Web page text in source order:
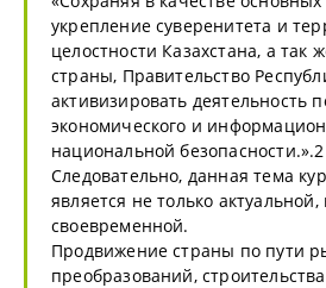
укрепление суверенитета и
целостности Казахстана, а так
страны, Правительство
активизировать деятельность
экономического и
национальной безопасности.».2
Следовательно, данная тема
является не только актуальной,
своевременной.
Продвижение страны по пути
преобразований,